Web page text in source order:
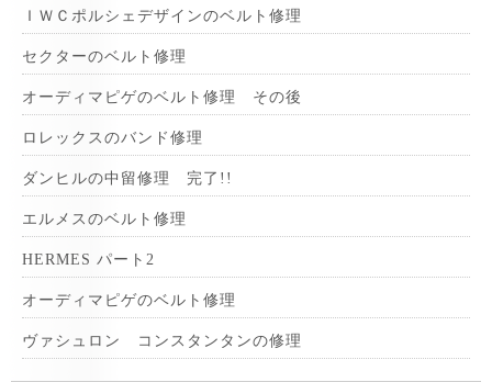
ＩＷＣポルシェデザインのベルト修理
セクターのベルト修理
オーディマピゲのベルト修理 その後
ロレックスのバンド修理
ダンヒルの中留修理 完了!!
エルメスのベルト修理
HERMES パート2
オーディマピゲのベルト修理
ヴァシュロン コンスタンタンの修理